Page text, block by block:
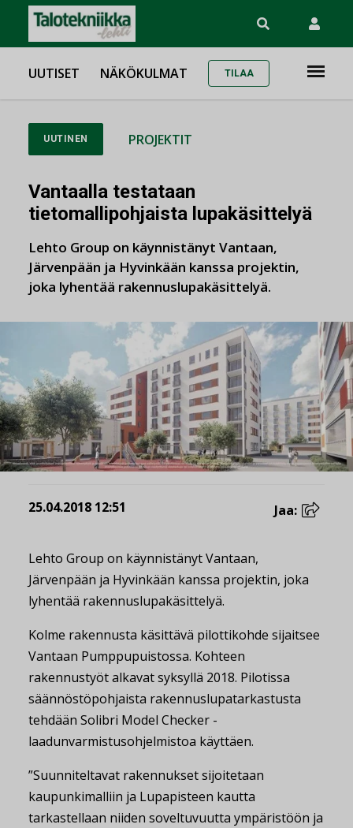
UUTISET NÄKÖKULMAT TILAA
UUTINEN PROJEKTIT
Vantaalla testataan
tietomallipohjaista lupakäsittelyä
Lehto Group on käynnistänyt Vantaan,
Järvenpään ja Hyvinkään kanssa projektin,
joka lyhentää rakennuslupakäsittelyä.
25.04.2018 12:51 Jaa:
Lehto Group on käynnistänyt Vantaan,
Järvenpään ja Hyvinkään kanssa projektin, joka
lyhentää rakennuslupakäsittelyä.
Kolme rakennusta käsittävä pilottikohde sijaitsee
Vantaan Pumppupuistossa. Kohteen
rakennustyöt alkavat syksyllä 2018. Pilotissa
säännöstöpohjaista rakennuslupatarkastusta
tehdään Solibri Model Checker -
laadunvarmistusohjelmistoa käyttäen.
”Suunniteltavat rakennukset sijoitetaan
kaupunkimalliin ja Lupapisteen kautta
tarkastellaan niiden soveltuvuutta ympäristöön ja